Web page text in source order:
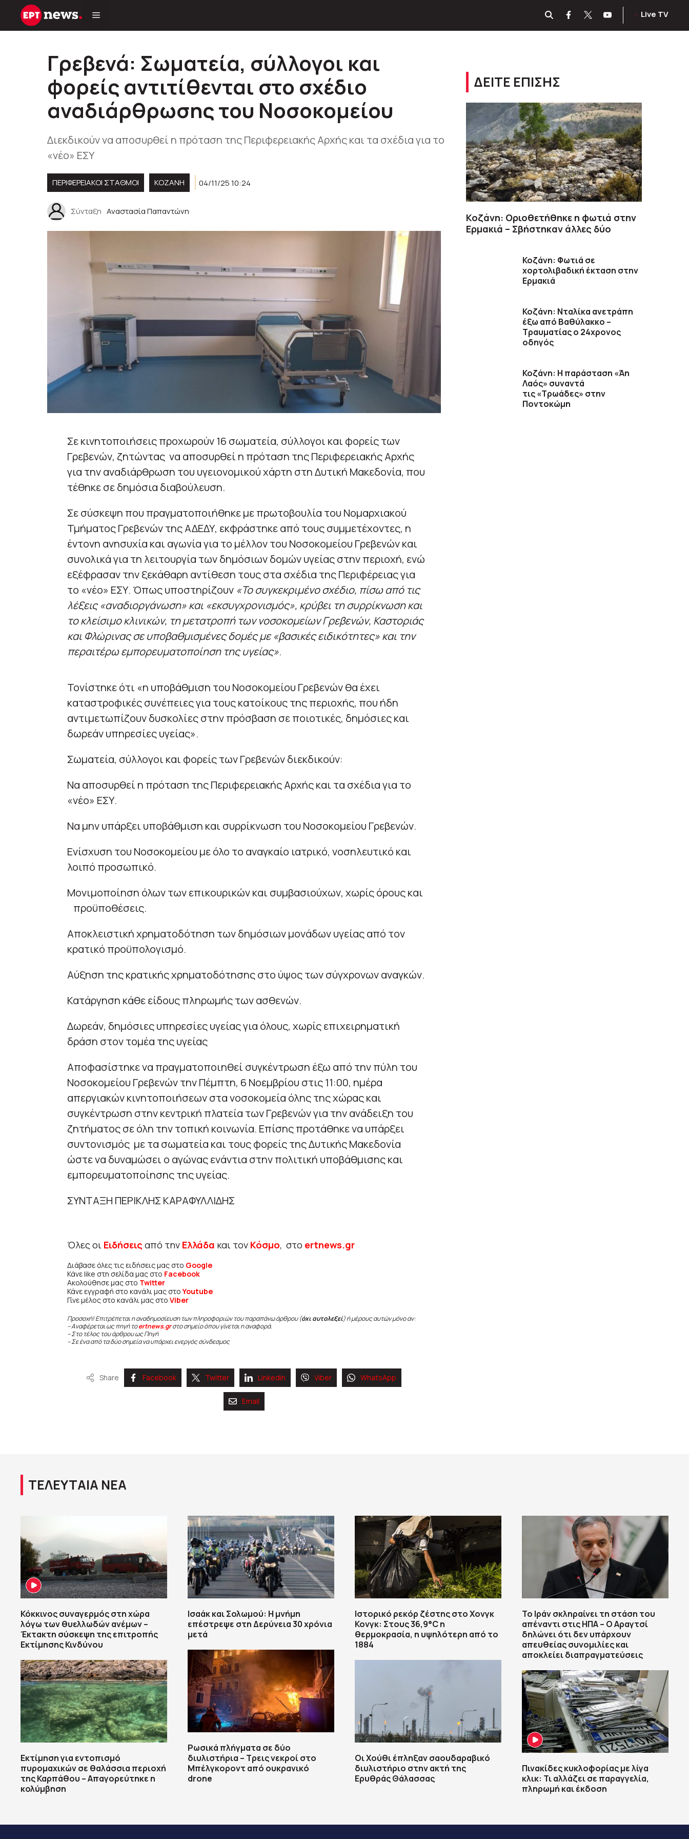
Μετάβαση
Live TV
Γρεβενά: Σωματεία, σύλλογοι και
φορείς αντιτίθενται στο σχέδιο
αναδιάρθρωσης του Νοσοκομείου
Διεκδικούν να αποσυρθεί η πρόταση της Περιφερειακής Αρχής και τα σχέδια για το
«νέο» ΕΣΥ
ΠΕΡΙΦΕΡΕΙΑΚΟΊ ΣΤΑΘΜΟΊ KOZANH 04/11/25 10:24
Σύνταξη Αναστασία Παπαντώνη
Σε κινητοποιήσεις προχωρούν 16 σωματεία, σύλλογοι και φορείς των
Γρεβενών, ζητώντας να αποσυρθεί η πρόταση της Περιφερειακής Αρχής
για την αναδιάρθρωση του υγειονομικού χάρτη στη Δυτική Μακεδονία, που
τέθηκε σε δημόσια διαβούλευση.
Σε σύσκεψη που πραγματοποιήθηκε με πρωτοβουλία του Νομαρχιακού
Τμήματος Γρεβενών της ΑΔΕΔΥ, εκφράστηκε από τους συμμετέχοντες, η
έντονη ανησυχία και αγωνία για το μέλλον του Νοσοκομείου Γρεβενών και
συνολικά για τη λειτουργία των δημόσιων δομών υγείας στην περιοχή, ενώ
εξέφρασαν την ξεκάθαρη αντίθεση τους στα σχέδια της Περιφέρειας για
το «νέο» ΕΣΥ. Όπως υποστηρίζουν «Το συγκεκριμένο σχέδιο, πίσω από τις
λέξεις «αναδιοργάνωση» και «εκσυγχρονισμός», κρύβει τη συρρίκνωση και
το κλείσιμο κλινικών, τη μετατροπή των νοσοκομείων Γρεβενών, Καστοριάς
και Φλώρινας σε υποβαθμισμένες δομές με «βασικές ειδικότητες» και την
περαιτέρω εμπορευματοποίηση της υγείας».
Τονίστηκε ότι «η υποβάθμιση του Νοσοκομείου Γρεβενών θα έχει
καταστροφικές συνέπειες για τους κατοίκους της περιοχής, που ήδη
αντιμετωπίζουν δυσκολίες στην πρόσβαση σε ποιοτικές, δημόσιες και
δωρεάν υπηρεσίες υγείας».
Σωματεία, σύλλογοι και φορείς των Γρεβενών διεκδικούν:
Να αποσυρθεί η πρόταση της Περιφερειακής Αρχής και τα σχέδια για το
«νέο» ΕΣΥ.
Να μην υπάρξει υποβάθμιση και συρρίκνωση του Νοσοκομείου Γρεβενών.
Ενίσχυση του Νοσοκομείου με όλο το αναγκαίο ιατρικό, νοσηλευτικό και
λοιπό προσωπικό.
Μονιμοποίηση όλων των επικουρικών και συμβασιούχων, χωρίς όρους και
προϋποθέσεις.
Αποκλειστική χρηματοδότηση των δημόσιων μονάδων υγείας από τον
κρατικό προϋπολογισμό.
Αύξηση της κρατικής χρηματοδότησης στο ύψος των σύγχρονων αναγκών.
Κατάργηση κάθε είδους πληρωμής των ασθενών.
Δωρεάν, δημόσιες υπηρεσίες υγείας για όλους, χωρίς επιχειρηματική
δράση στον τομέα της υγείας
Αποφασίστηκε να πραγματοποιηθεί συγκέντρωση έξω από την πύλη του
Νοσοκομείου Γρεβενών την Πέμπτη, 6 Νοεμβρίου στις 11:00, ημέρα
απεργιακών κινητοποιήσεων στα νοσοκομεία όλης της χώρας και
συγκέντρωση στην κεντρική πλατεία των Γρεβενών για την ανάδειξη του
ζητήματος σε όλη την τοπική κοινωνία. Επίσης προτάθηκε να υπάρξει
συντονισμός με τα σωματεία και τους φορείς της Δυτικής Μακεδονία
ώστε να δυναμώσει ο αγώνας ενάντια στην πολιτική υποβάθμισης και
εμπορευματοποίησης της υγείας.
ΣΥΝΤΑΞΗ ΠΕΡΙΚΛΗΣ ΚΑΡΑΦΥΛΛΙΔΗΣ
Όλες οι Ειδήσεις από την Ελλάδα και τον Κόσμο, στο ertnews.gr
Διάβασε όλες τις ειδήσεις μας στο Google
Κάνε like στη σελίδα μας στο Facebook
Ακολούθησε μας στο Twitter
Κάνε εγγραφή στο κανάλι μας στοYoutube
Γίνε μέλος στο κανάλι μας στο Viber
Προσοχή! Επιτρέπεται η αναδημοσίευση των πληροφοριών του παραπάνω άρθρου (όχι αυτολεξεί) ή μέρους αυτών μόνο αν:
– Αναφέρεται ως πηγή τοertnews.gr στο σημείο όπου γίνεται η αναφορά.
– Στο τέλος του άρθρου ως Πηγή
– Σε ένα από τα δύο σημεία να υπάρχει ενεργός σύνδεσμος
Share Facebook Twitter Linkedin Viber WhatsApp
Email
ΔΕΙΤΕ ΕΠΙΣΗΣ
Κοζάνη: Οριοθετήθηκε η φωτιά στην
Ερμακιά – Σβήστηκαν άλλες δύο
Κοζάνη: Φωτιά σε
χορτολιβαδική έκταση στην
Ερμακιά
Κοζάνη: Νταλίκα ανετράπη
έξω από Βαθύλακκο –
Τραυματίας ο 24χρονος
οδηγός
Κοζάνη: Η παράσταση «Άη
Λαός» συναντά
τις «Τρωάδες» στην
Ποντοκώμη
ΤΕΛΕΥΤΑΙΑ ΝΕΑ
Κόκκινος συναγερμός στη χώρα
λόγω των θυελλωδών ανέμων –
Έκτακτη σύσκεψη της επιτροπής
Εκτίμησης Κινδύνου
Εκτίμηση για εντοπισμό
πυρομαχικών σε θαλάσσια περιοχή
της Καρπάθου – Απαγορεύτηκε η
κολύμβηση
Ισαάκ και Σολωμού: Η μνήμη
επέστρεψε στη Δερύνεια 30 χρόνια
μετά
Ρωσικά πλήγματα σε δύο
διυλιστήρια – Τρεις νεκροί στο
Μπέλγκοροντ από ουκρανικό
drone
Ιστορικό ρεκόρ ζέστης στο Χονγκ
Κονγκ: Στους 36,9°C η
θερμοκρασία, η υψηλότερη από το
1884
Οι Χούθι έπληξαν σαουδαραβικό
διυλιστήριο στην ακτή της
Ερυθράς Θάλασσας
Το Ιράν σκληραίνει τη στάση του
απέναντι στις ΗΠΑ – Ο Αραγτσί
δηλώνει ότι δεν υπάρχουν
απευθείας συνομιλίες και
αποκλείει διαπραγματεύσεις
Πινακίδες κυκλοφορίας με λίγα
κλικ: Τι αλλάζει σε παραγγελία,
πληρωμή και έκδοση